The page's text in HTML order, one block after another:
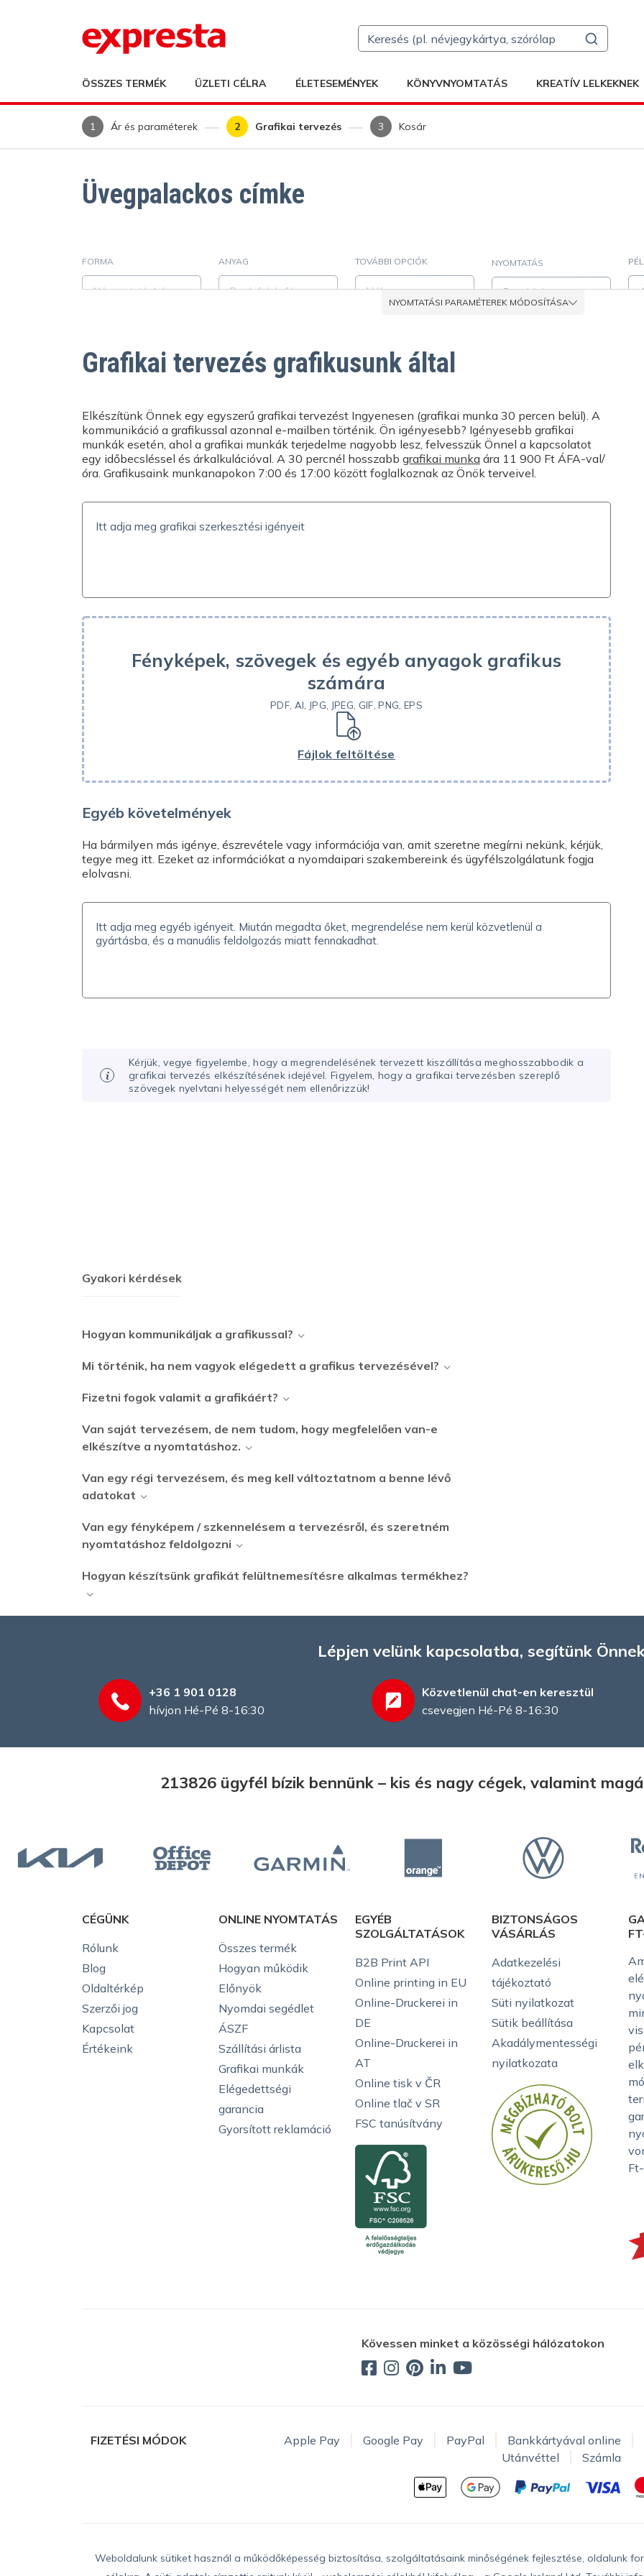
ÖSSZES TERMÉK ÜZLETI CÉLRA ÉLETESEMÉNYEK KÖNYVNYOMTATÁS KREATÍV LELKEKNEK
Ár és paraméterek Grafikai tervezés Kosár
Üvegpalackos címke
FORMA
Négyzet, téglalap
ANYAG
Papír fehér fényes
TOVÁBBI OPCIÓK
Válasszon
NYOMTATÁS
Egyoldalas nyomtatás
info@expresta.hu
+36 1 901 0128
vagy írjon nekünk közvetlenül, online chatkeresztül,
hétköznapokban /Hé-Pé/ 9-16 óráig. Segítünk Önnek a
NYOMTATÁSI PARAMÉTEREK MÓDOSÍTÁSA
Grafikai tervezés grafikusunk által
Elkészítünk Önnek egy egyszerű grafikai tervezést Ingyenesen (grafikai munka 30 percen belül). A
kommunikáció a grafikussal azonnal e-mailben történik. Ön igényesebb? Igényesebb grafikai
munkák esetén, ahol a grafikai munkák terjedelme nagyobb lesz, felvesszük Önnel a kapcsolatot
egy időbecsléssel és árkalkulációval. A 30 percnél hosszabb grafikai munka ára 11 900 Ft ÁFA-val/
óra. Grafikusaink munkanapokon 7:00 és 17:00 között foglalkoznak az Önök terveivel.
Fényképek, szövegek és egyéb anyagok grafikus
számára
PDF, AI, JPG, JPEG, GIF, PNG, EPS
Fájlok feltöltése
Egyéb követelmények
Ha bármilyen más igénye, észrevétele vagy információja van, amit szeretne megírni nekünk, kérjük,
tegye meg itt. Ezeket az információkat a nyomdaipari szakembereink és ügyfélszolgálatunk fogja
elolvasni.
Kérjük, vegye figyelembe, hogy a megrendelésének tervezett kiszállítása meghosszabbodik a
grafikai tervezés elkészítésének idejével. Figyelem, hogy a grafikai tervezésben szereplő
szövegek nyelvtani helyességét nem ellenőrizzük!
Gyakori kérdések
Hogyan kommunikáljak a grafikussal?
Mi történik, ha nem vagyok elégedett a grafikus tervezésével?
Fizetni fogok valamit a grafikáért?
Van saját tervezésem, de nem tudom, hogy megfelelően van-e
elkészítve a nyomtatáshoz.
Van egy régi tervezésem, és meg kell változtatnom a benne lévő
adatokat
Van egy fényképem / szkennelésem a tervezésről, és szeretném
nyomtatáshoz feldolgozni
Hogyan készítsünk grafikát felültnemesítésre alkalmas termékhez?
Lépjen velünk kapcsolatba, segítünk
+36 1 901 0128
hívjon Hé-Pé 8-16:30
Közvetlenül chat-en keresztül
csevegjen Hé-Pé 8-16:30
213826 ügyfél bízik bennünk – kis és nagy cégek, valamint
CÉGÜNK
Rólunk
Blog
Oldaltérkép
Szerzői jog
Kapcsolat
Értékeink
ONLINE NYOMTATÁS
Összes termék
Hogyan működik
Előnyök
Nyomdai segédlet
ÁSZF
Szállítási árlista
Grafikai munkák
Elégedettségi
garancia
Gyorsított reklamáció
EGYÉB
SZOLGÁLTATÁSOK
B2B Print API
Online printing in EU
Online-Druckerei in
DE
Online-Druckerei in
AT
Online tisk v ČR
Online tlač v SR
FSC tanúsítvány
BIZTONSÁGOS
VÁSÁRLÁS
Adatkezelési
tájékoztató
Süti nyilatkozat
Sütik beállítása
Akadálymentességi
nyilatkozata
Kövessen minket a közösségi hálózatokon
FIZETÉSI MÓDOK Apple Pay Google Pay PayPal Bankkártyával online
Utánvéttel
Számla
Weboldalunk sütiket használ a működőképesség biztosítása, szolgáltatásaink minőségének fejlesztése, oldalunk